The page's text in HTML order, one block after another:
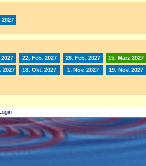
2027
22. Feb. 2027 26. Feb. 2027
15. März 2027
2027 18. Okt. 2027 1. Nov. 2027
19. Nov. 2027